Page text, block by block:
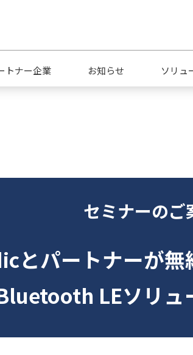
トナー企業 お知らせ ソリュ
会社概要
品質への取り組み
キャリア採用
セミナーのご
とパートナーが無
LEソリュ